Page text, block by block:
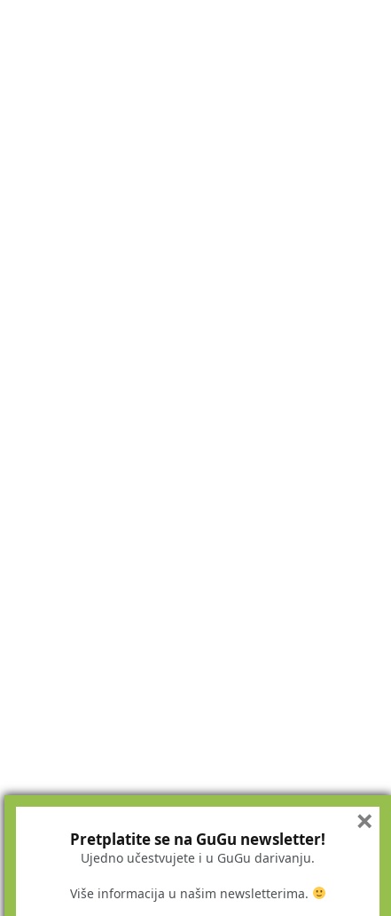
Pretplatite se na GuGu newsletter!
Ujedno učestvujete i u GuGu darivanju.
Više informacija u našim newsletterima.
×